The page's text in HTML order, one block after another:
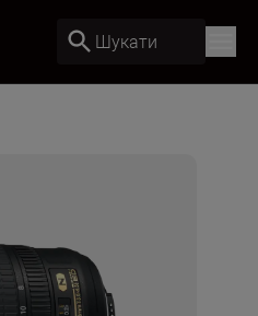
Шукати